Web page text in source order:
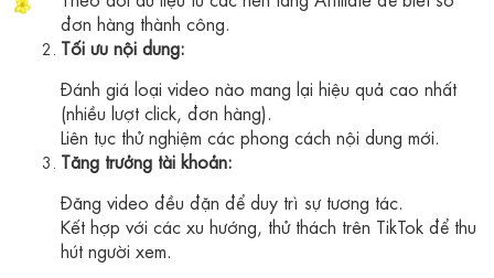
đơn hàng thành công.
Tối ưu nội dung:
Đánh giá loại video nào mang lại hiệu quả cao nhất
(nhiều lượt click, đơn hàng).
Liên tục thử nghiệm các phong cách nội dung mới.
Tăng trưởng tài khoản:
Đăng video đều đặn để duy trì sự tương tác.
Kết hợp với các xu hướng, thử thách trên TikTok để thu
hút người xem.